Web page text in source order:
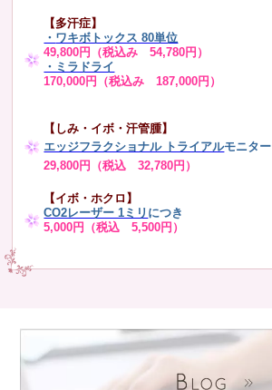
【多汗症】
・ ワキボトックス 80単位
49,800円（税込み 54,780円）
・ミラドライ
170,000円（税込み 187,000円）
【しみ・イボ・汗管腫】
エッジフラクショナル トライアルモニター
29,800円（税込 32,780円）
【イボ・ホクロ】
CO2レーザー 1ミリ につき
5,000円（税込 5,500円）